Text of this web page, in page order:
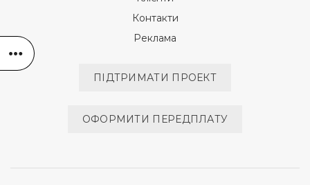
Контакти
Реклама
ПІДТРИМАТИ ПРОЕКТ
ОФОРМИТИ ПЕРЕДПЛАТУ